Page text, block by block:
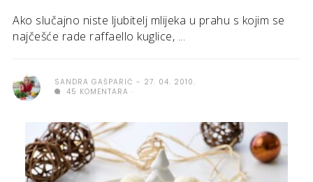
Ako slučajno niste ljubitelj mlijeka u prahu s kojim se
najčešće rade raffaello kuglice, ...
SANDRA GAŠPARIĆ
27. 04. 2010.
45 KOMENTARA